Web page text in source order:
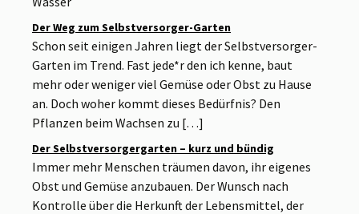
Der Weg zum Selbstversorger-Garten
Schon seit einigen Jahren liegt der Selbstversorger-
Garten im Trend. Fast jede*r den ich kenne, baut
mehr oder weniger viel Gemüse oder Obst zu Hause
an. Doch woher kommt dieses Bedürfnis? Den
Pflanzen beim Wachsen zu […]
Der Selbstversorgergarten – kurz und bündig
Immer mehr Menschen träumen davon, ihr eigenes
Obst und Gemüse anzubauen. Der Wunsch nach
Kontrolle über die Herkunft der Lebensmittel, der